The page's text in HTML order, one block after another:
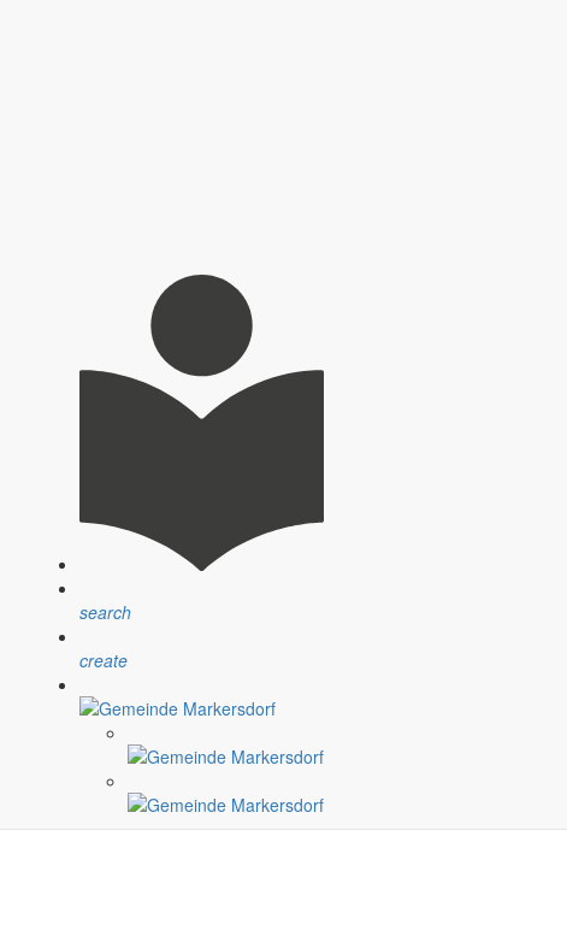
search
create
Öffnungszeiten und Informationen zu
Satzungen
Verfahrensvorschriften und Gebühren